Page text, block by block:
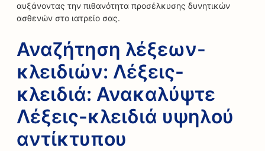
αυξάνοντας την πιθανότητα προσέλκυσης δυνητικών
ασθενών στο ιατρείο σας.
Αναζήτηση λέξεων-
κλειδιών: Λέξεις-
κλειδιά: Ανακαλύψτε
Λέξεις-κλειδιά υψηλού
αντίκτυπου